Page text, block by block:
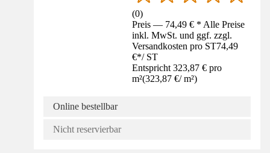
(0)
Preis — 74,49 € * Alle Preise
inkl. MwSt. und ggf. zzgl.
Versandkosten pro ST74,49
€*/ ST
Entspricht 323,87 € pro
m²(323,87 €/ m²)
Online bestellbar
Nicht reservierbar